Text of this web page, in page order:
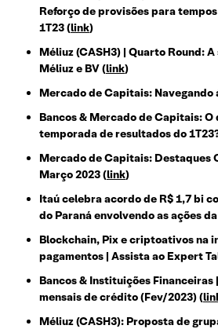
Reforço de provisões para
1T23 (link)
Méliuz (CASH3) | Quarto Round:
Méliuz e BV (link)
Mercado de Capitais: Navegando
Bancos & Mercado de Capitais: O
temporada de resultados do
Mercado de Capitais: Destaques
Março 2023 (link)
Itaú celebra acordo de R$ 1,7 bi
do Paraná envolvendo as ações
Blockchain, Pix e criptoativos na
pagamentos | Assista ao Expert
Bancos & Instituições
mensais de crédito (Fev/2023) (
Méliuz (CASH3): Proposta de